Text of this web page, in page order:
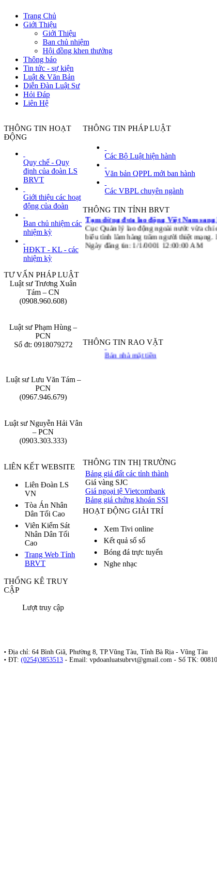
Trang Chủ
Giới Thiệu
Giới Thiệu
Ban chủ nhiệm
Hội đồng khen thưởng
Thông báo
Tin tức - sự kiện
Luật & Văn Bản
Diễn Đàn Luật Sư
Hỏi Đáp
Liên Hệ
THÔNG TIN HOẠT
ĐỘNG
Quy chế - Quy
định của đoàn LS
BRVT
Giới thiệu các hoạt
động của đoàn
Ban chủ nhiệm các
nhiệm kỳ
HĐKT - KL - các
nhiệm kỳ
TƯ VẤN PHÁP LUẬT
Luật sư Trương Xuân
Tám – CN
(0908.960.608)
Luật sư Phạm Hùng –
PCN
Số đt: 0918079272
Luật sư Lưu Văn Tám –
PCN
(0967.946.679)
Luật sư Nguyễn Hải Vân
– PCN
(0903.303.333)
LIÊN KẾT WEBSITE
Liên Đoàn LS
VN
Tòa Án Nhân
Dân Tối Cao
Viên Kiểm Sát
Nhân Dân Tối
Cao
Trang Web Tỉnh
BRVT
THỐNG KÊ TRUY
CẬP
Lượt truy cập
THÔNG TIN PHÁP LUẬT
Các Bộ Luật hiện hành
Văn bản QPPL mới ban hành
Các VBPL chuyên ngành
THÔNG TIN TỈNH BRVT
Đoàn Luật sư tỉnh BRVT đề nghị
Tạm dừng đưa lao động Việt Nam
Cục Quản lý lao động ngoài nước vừa chỉ
biểu tình làm hàng trăm người thiệt
Ngày đăng tin: 1/1/0001 12:00:00 AM
THÔNG TIN RAO VẶT
Tuyển luật sư
Bán xe ô tô
Bán nhà mặt tiền
THÔNG TIN THỊ TRƯỜNG
Bảng giá đất các tỉnh thành
Giá vàng SJC
Giá ngoại tệ Vietcombank
Bảng giá chứng khoán SSI
HOẠT ĐỘNG GIẢI TRÍ
Xem Tivi online
Kết quả số số
Bóng đá trực tuyến
Nghe nhạc
• Địa chỉ: 64 Bình Giã, Phường 8, TP.Vũng Tàu, Tỉnh Bà Rịa - Vũng Tàu
• ĐT: (0254)3853513 - Email: vpdoanluatsubrvt@gmail.com - Số TK: